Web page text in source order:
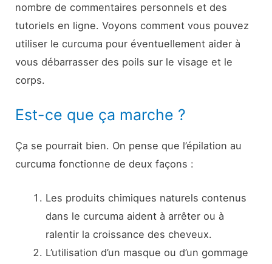
nombre de commentaires personnels et des
tutoriels en ligne. Voyons comment vous pouvez
utiliser le curcuma pour éventuellement aider à
vous débarrasser des poils sur le visage et le
corps.
Est-ce que ça marche ?
Ça se pourrait bien. On pense que l’épilation au
curcuma fonctionne de deux façons :
Les produits chimiques naturels contenus
dans le curcuma aident à arrêter ou à
ralentir la croissance des cheveux.
L’utilisation d’un masque ou d’un gommage